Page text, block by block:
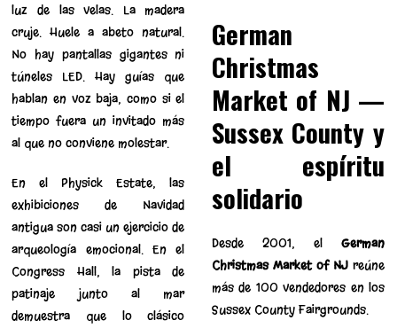
luz de las velas. La madera
cruje. Huele a abeto natural.
No hay pantallas gigantes ni
túneles LED. Hay guías que
hablan en voz baja, como si el
tiempo fuera un invitado más
al que no conviene molestar.
En el Physick Estate, las
exhibiciones de Navidad
antigua son casi un ejercicio de
arqueología emocional. En el
Congress Hall, la pista de
patinaje junto al mar
demuestra que lo clásico
German
Christmas
Market of NJ —
Sussex County y
el espíritu
solidario
Desde 2001, el German
Christmas Market of NJreúne
más de 100 vendedores en los
Sussex County Fairgrounds.